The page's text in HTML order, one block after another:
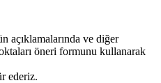
açıklamalarında ve diğer
öneri formunu kullanarak
ederiz.